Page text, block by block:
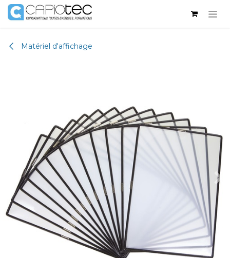
Se rendre au contenu
Matériel d'affichage